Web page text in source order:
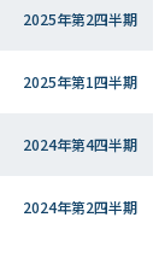
2025年第2四半期
2025年第1四半期
2024年第4四半期
2024年第2四半期